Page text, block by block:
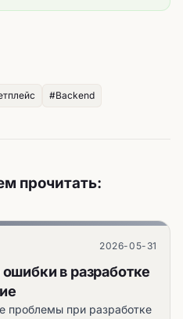
#Backend
прочитать:
2026-05-31
в разработке
проблемы при разработке